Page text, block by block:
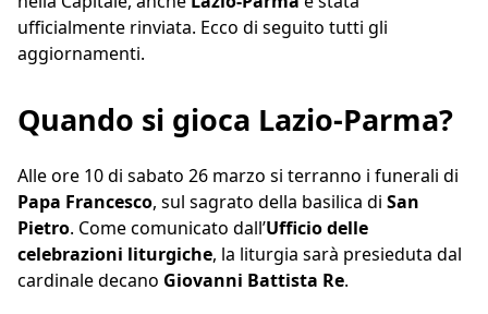
ufficialmente rinviata. Ecco di seguito tutti gli
aggiornamenti.
Quando si gioca Lazio-Parma?
Alle ore 10 di sabato 26 marzo si terranno i funerali di
Papa Francesco, sul sagrato della basilica di San
Pietro. Come comunicato dall’Ufficio delle
celebrazioni liturgiche, la liturgia sarà presieduta dal
cardinale decano Giovanni Battista Re.